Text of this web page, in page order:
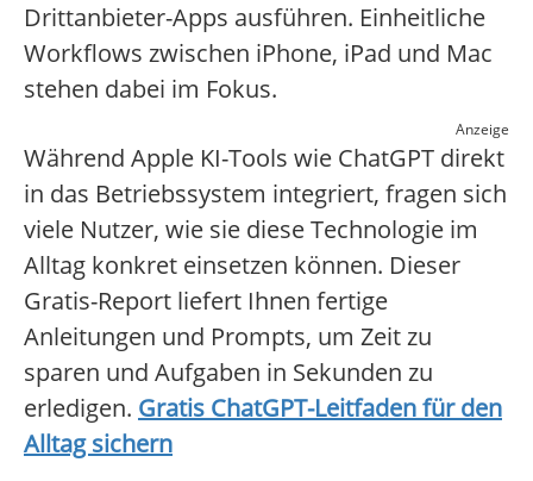
Drittanbieter-Apps ausführen. Einheitliche
Workflows zwischen iPhone, iPad und Mac
stehen dabei im Fokus.
Anzeige
Während Apple KI-Tools wie ChatGPT direkt
in das Betriebssystem integriert, fragen sich
viele Nutzer, wie sie diese Technologie im
Alltag konkret einsetzen können. Dieser
Gratis-Report liefert Ihnen fertige
Anleitungen und Prompts, um Zeit zu
sparen und Aufgaben in Sekunden zu
erledigen. Gratis ChatGPT-Leitfaden für den
Alltag sichern